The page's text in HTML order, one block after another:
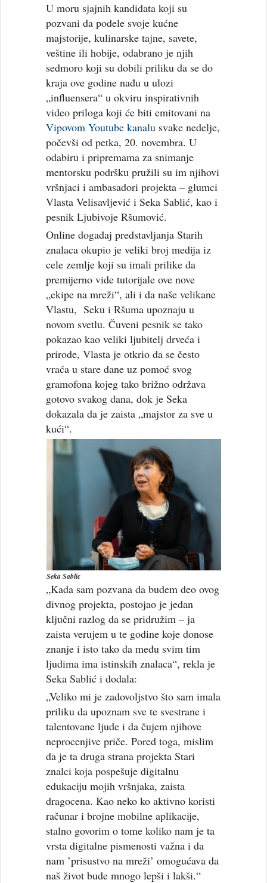
U moru sjajnih kandidata koji su
pozvani da podele svoje kućne
majstorije, kulinarske tajne, savete,
veštine ili hobije, odabrano je njih
sedmoro koji su dobili priliku da se do
kraja ove godine nađu u ulozi
„influensera“ u okviru inspirativnih
video priloga koji će biti emitovani na
Vipovom Youtube kanalu svake nedelje,
počevši od petka, 20. novembra. U
odabiru i pripremama za snimanje
mentorsku podršku pružili su im njihovi
vršnjaci i ambasadori projekta – glumci
Vlasta Velisavljević i Seka Sablić, kao i
pesnik Ljubivoje Ršumović.
Online događaj predstavljanja Starih
znalaca okupio je veliki broj medija iz
cele zemlje koji su imali prilike da
premijerno vide tutorijale ove nove
„ekipe na mreži“, ali i da naše velikane
Vlastu, Seku i Ršuma upoznaju u
novom svetlu. Čuveni pesnik se tako
pokazao kao veliki ljubitelj drveća i
prirode, Vlasta je otkrio da se često
vraća u stare dane uz pomoć svog
gramofona kojeg tako brižno održava
gotovo svakog dana, dok je Seka
dokazala da je zaista „majstor za sve u
kući“.
Seka Sablic
„Kada sam pozvana da budem deo ovog
divnog projekta, postojao je jedan
ključni razlog da se pridružim – ja
zaista verujem u te godine koje donose
znanje i isto tako da među svim tim
ljudima ima istinskih znalaca“, rekla je
Seka Sablić i dodala:
„Veliko mi je zadovoljstvo što sam imala
priliku da upoznam sve te svestrane i
talentovane ljude i da čujem njihove
neprocenjive priče. Pored toga, mislim
da je ta druga strana projekta Stari
znalci koja pospešuje digitalnu
edukaciju mojih vršnjaka, zaista
dragocena. Kao neko ko aktivno koristi
računar i brojne mobilne aplikacije,
stalno govorim o tome koliko nam je ta
vrsta digitalne pismenosti važna i da
nam ’prisustvo na mreži’ omogućava da
naš život bude mnogo lepši i lakši.“